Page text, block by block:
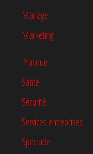
Mariage
Marketing
Pratique
Santé
Sécurité
Services entreprises
Spectacle